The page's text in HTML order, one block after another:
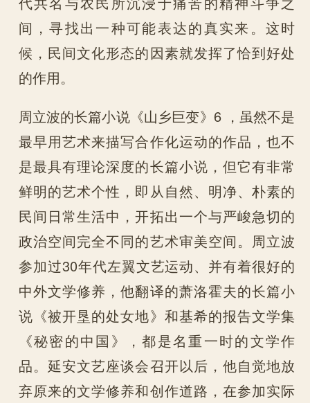
间，寻找出一种可能表达的真实来。这时
候，民间文化形态的因素就发挥了恰到好处
的作用。
周立波的长篇小说《山乡巨变》6 ，虽然不是
最早用艺术来描写合作化运动的作品，也不
是最具有理论深度的长篇小说，但它有非常
鲜明的艺术个性，即从自然、明净、朴素的
民间日常生活中，开拓出一个与严峻急切的
政治空间完全不同的艺术审美空间。周立波
参加过30年代左翼文艺运动、并有着很好的
中外文学修养，他翻译的萧洛霍夫的长篇小
说《被开垦的处女地》和基希的报告文学集
《秘密的中国》，都是名重一时的文学作
品。延安文艺座谈会召开以后，他自觉地放
弃原来的文学修养和创作道路，在参加实际